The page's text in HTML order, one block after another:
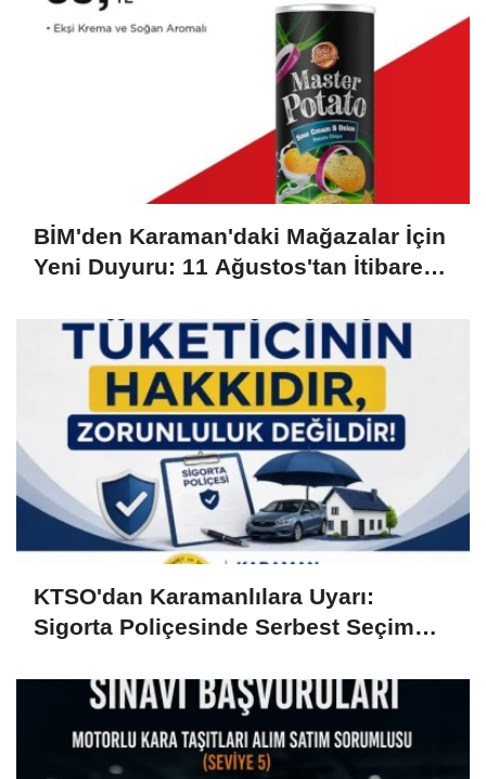
BİM'den Karaman'daki Mağazalar İçin
Yeni Duyuru: 11 Ağustos'tan İtibaren
KTSO'dan Karamanlılara Uyarı:
Sigorta Poliçesinde Serbest Seçim